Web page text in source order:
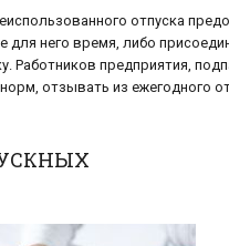
отпуска
для него время, либо
Работников предприятия,
отзывать из ежегодного